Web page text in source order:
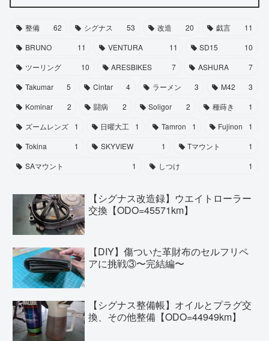
整備 62 シグナス 53 改造 20 戯言
11
BRUNO
11 VENTURA 11 SD15
10
ツーリング
10 ARESBIKES 7 ASHURA
7
Takumar
5 Cintar 4 ラーメン 3 M42
3
Kominar
2 闘病 2 Soligor 2 種蒔き
1
ズームレンズ
1 日曜大工 1 Tamron 1 Fujinon
1
Tokina
1 SKYVIEW 1 Tマウント
1
SAマウント
1 しつけ 1
【シグナス改造録】ウエイトローラー
交換【ODO=45571km】
【DIY】傷ついた革財布のセルフリペ
アに挑戦③〜完結編〜
【シグナス整備帳】オイルとプラグ交
換、その他整備【ODO=44949km】